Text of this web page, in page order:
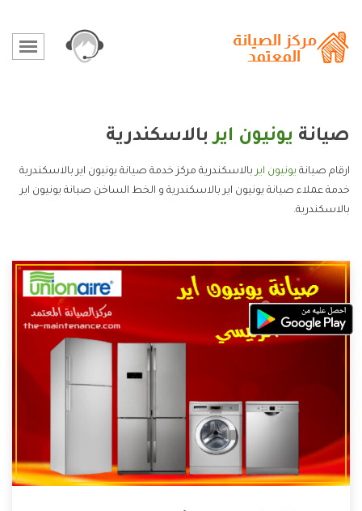
صيانة يونيون ايربالاسكندرية
ارقام صيانة يونيون ايربالاسكندرية مركز خدمة صيانة يونيون اير بالاسكندرية
خدمة عملاء صيانة يونيون اير بالاسكندرية و الخط الساخن صيانة يونيون اير
بالاسكندرية.